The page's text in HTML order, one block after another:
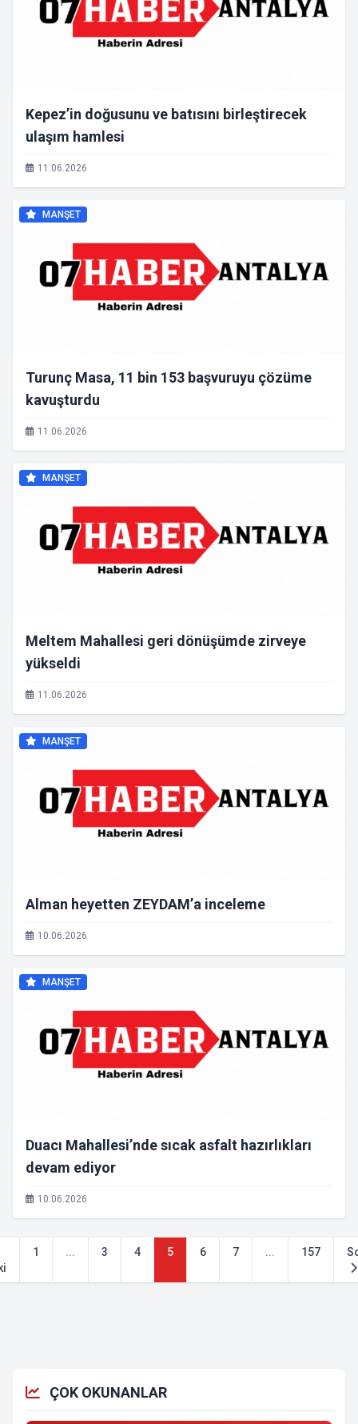
Kepez’in doğusunu ve batısını birleştirecek
ulaşım hamlesi
11.06.2026
MANŞET
Turunç Masa, 11 bin 153 başvuruyu çözüme
kavuşturdu
11.06.2026
MANŞET
Meltem Mahallesi geri dönüşümde zirveye
yükseldi
11.06.2026
MANŞET
Alman heyetten ZEYDAM’a inceleme
10.06.2026
MANŞET
Duacı Mahallesi’nde sıcak asfalt hazırlıkları
devam ediyor
10.06.2026
1 ... 3 4 5 6 7 ... 157
ÇOK OKUNANLAR